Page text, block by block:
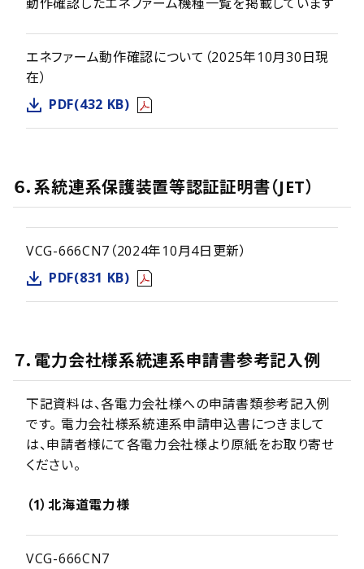
エネファーム動作確認について（2025年10月30日現
在）
PDF(432 KB)
６．系統連系保護装置等認証証明書（JET）
VCG-666CN7（2024年10月4日更新）
PDF(831 KB)
７．電力会社様系統連系申請書参考記入例
下記資料は、各電力会社様への申請書類参考記入例
です。 電力会社様系統連系申請申込書につきまして
は、申請者様にて各電力会社様より原紙をお取り寄せ
ください。
（1）北海道電力様
VCG-666CN7